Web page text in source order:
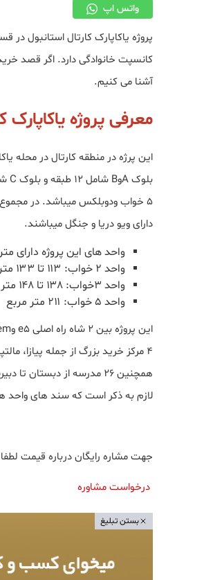
واتس اپ
پروژه یاکاپارک کارتال استانبول
کانسپت خانوادگی دارد. اگر قصد
آشنا می کنیم.
معرفی پروژه یاکاپارک
دارای ویو دریا و جنگل میباشند.
واحد های این پروژه دارای
واحد ۲ خواب: ۱۱۳ تا ۱۳۳ متر مربع
واحد ۳خواب: ۱۳۸ تا ۱۴۸ متر مربع
واحد ۵ خواب: ۲۱۱ متر مربع
این پروژه بین ۲ شاه راه اصلی e5 وtem قرار گرفته که فاصله پروژه تا اتوبان ۲tem دقیقه و تا ایستگاه مترو ۵e5 دقیقه میباشد .
همچنین ۲۶ مدرسه از دبستان تا دبیرستان و ۳ دانشگاه در اطراف پروژه وجود دارد.
لازم به ذکر است که سند های واحد
جهت مشاره رایگان درباره قیمت
درخواست مشاوره
بستن تبلیغ